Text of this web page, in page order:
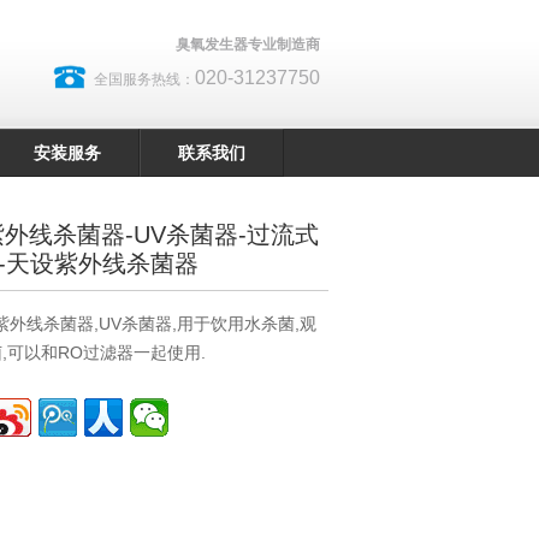
臭氧发生器专业制造商
全国服务热线： 020-31237750
安装服务 联系我们
线杀菌器-UV杀菌器-过流式
设紫外线杀菌器
外线杀菌器,UV杀菌器,用于饮用水杀菌,观
以和RO过滤器一起使用.